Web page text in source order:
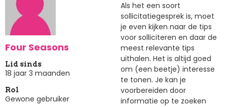
Four Seasons
Lid sinds
18 jaar 3 maanden
Rol
Gewone gebruiker
Als het een soort
sollicitatiegesprek is, moet
je even kijken naar de tips
voor solliciteren en daar de
meest relevante tips
uithalen. Het is altijd goed
om (een beetje) interesse
te tonen. Je kan je
voorbereiden door
informatie op te zoeken